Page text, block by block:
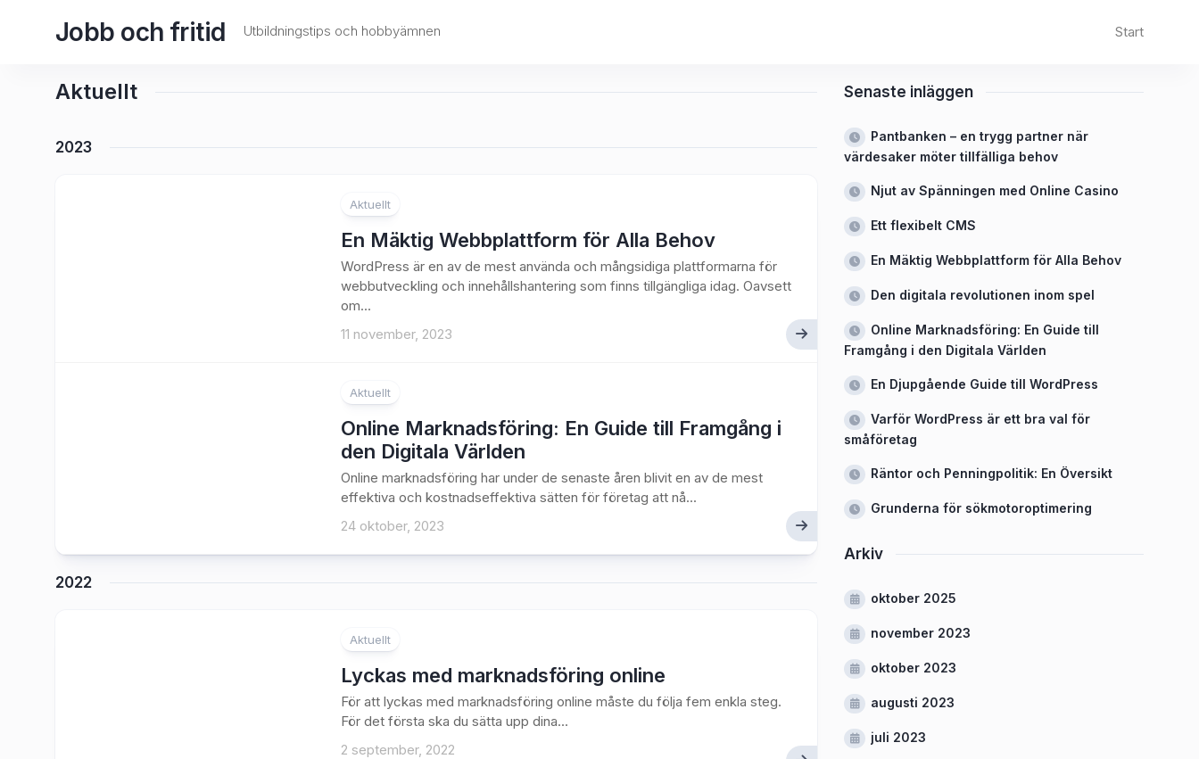
Jobb och fritid Utbildningstips och hobbyämnen Start
Aktuellt
2023
Aktuellt
En Mäktig Webbplattform för Alla Behov
WordPress är en av de mest använda och mångsidiga plattformarna för
webbutveckling och innehållshantering som finns tillgängliga idag. Oavsett
om...
11 november, 2023
Aktuellt
Online Marknadsföring: En Guide till Framgång i
den Digitala Världen
Online marknadsföring har under de senaste åren blivit en av de mest
effektiva och kostnadseffektiva sätten för företag att nå...
24 oktober, 2023
2022
Aktuellt
Lyckas med marknadsföring online
För att lyckas med marknadsföring online måste du följa fem enkla steg.
För det första ska du sätta upp dina...
2 september, 2022
Senaste inläggen
Pantbanken – en trygg partner när
värdesaker möter tillfälliga behov
Njut av Spänningen med Online Casino
Ett flexibelt CMS
En Mäktig Webbplattform för Alla Behov
Den digitala revolutionen inom spel
Online Marknadsföring: En Guide till
Framgång i den Digitala Världen
En Djupgående Guide till WordPress
Varför WordPress är ett bra val för
småföretag
Räntor och Penningpolitik: En Översikt
Grunderna för sökmotoroptimering
Arkiv
oktober 2025
november 2023
oktober 2023
augusti 2023
juli 2023